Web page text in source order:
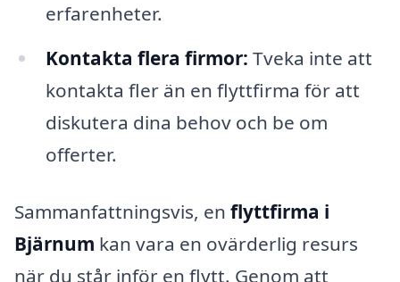
erfarenheter.
Kontakta flera firmor: Tveka inte att
kontakta fler än en flyttfirma för att
diskutera dina behov och be om
offerter.
Sammanfattningsvis, en flyttfirma i
Bjärnum kan vara en ovärderlig resurs
när du står inför en flytt. Genom att